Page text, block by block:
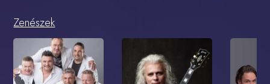
Zenészek